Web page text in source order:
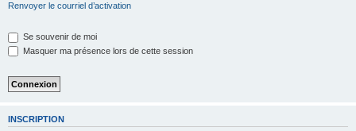
Renvoyer le courriel d’activation
Se souvenir de moi
Masquer ma présence lors de cette session
INSCRIPTION